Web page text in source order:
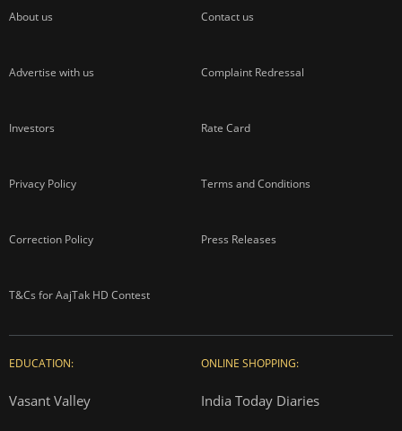
About us Contact us
Advertise with us Complaint Redressal
Investors Rate Card
Privacy Policy Terms and Conditions
Correction Policy Press Releases
T&Cs for AajTak HD Contest
EDUCATION:
Vasant Valley
ONLINE SHOPPING:
India Today Diaries